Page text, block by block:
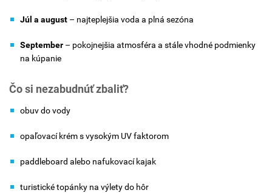
Júl a august – najteplejšia voda a plná sezóna
September – pokojnejšia atmosféra a stále vhodné podmienky
na kúpanie
Čo si nezabudnúť zbaliť?
obuv do vody
opaľovací krém s vysokým UV faktorom
paddleboard alebo nafukovací kajak
turistické topánky na výlety do hôr